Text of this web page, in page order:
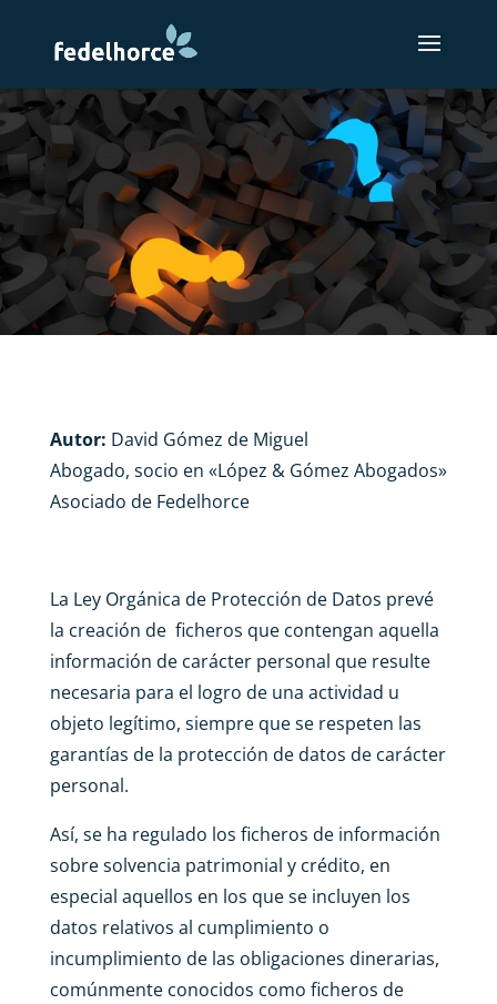
Autor: David Gómez de Miguel
Abogado, socio en «López & Gómez Abogados»
Asociado de Fedelhorce
La Ley Orgánica de Protección de Datos prevé
la creación de ficheros que contengan aquella
información de carácter personal que resulte
necesaria para el logro de una actividad u
objeto legítimo, siempre que se respeten las
garantías de la protección de datos de carácter
personal.
Así, se ha regulado los ficheros de información
sobre solvencia patrimonial y crédito, en
especial aquellos en los que se incluyen los
datos relativos al cumplimiento o
incumplimiento de las obligaciones dinerarias,
comúnmente conocidos como ficheros de